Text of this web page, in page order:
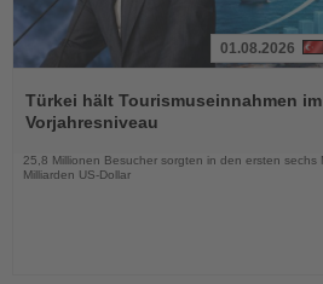
Sie
die
Nachrichten
01.08.2026
Türkei hält Tourismuseinnahmen
Vorjahresniveau
25,8 Millionen Besucher sorgten in den ersten
Milliarden US-Dollar